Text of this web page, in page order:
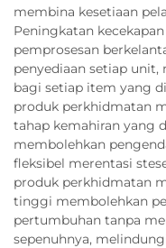
membina kesetiaan
Peningkatan
pemprosesan
penyediaan setiap
bagi setiap item yang
produk perkhidmatan
tahap kemahiran yang
membolehkan
fleksibel merentasi
produk perkhidmatan
tinggi membolehkan
pertumbuhan tanpa
sepenuhnya,